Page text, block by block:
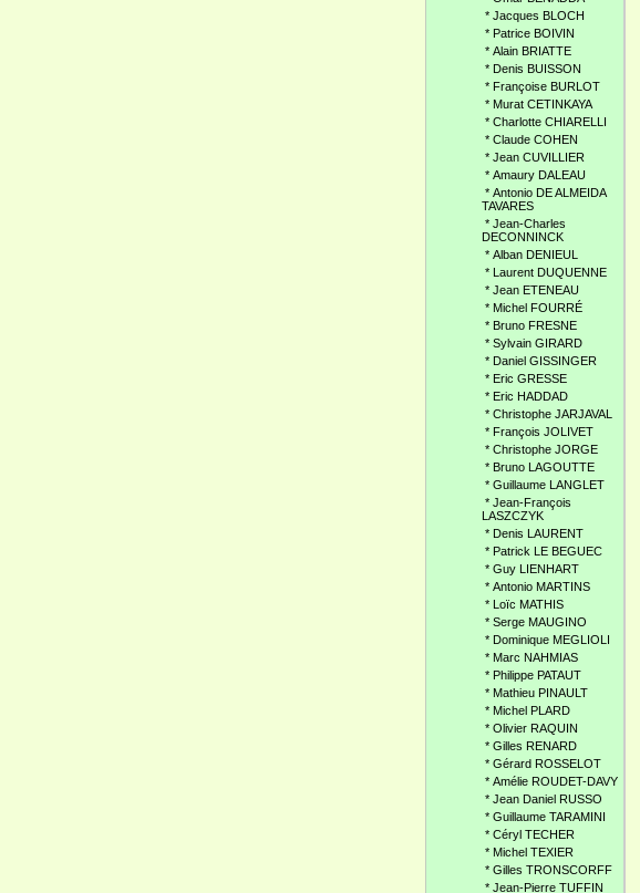
* Jacques BLOCH
* Patrice BOIVIN
* Alain BRIATTE
* Denis BUISSON
* Françoise BURLOT
* Murat CETINKAYA
* Charlotte CHIARELLI
* Claude COHEN
* Jean CUVILLIER
* Amaury DALEAU
* Antonio DE ALMEIDA
TAVARES
* Jean-Charles
DECONNINCK
* Alban DENIEUL
* Laurent DUQUENNE
* Jean ETENEAU
* Michel FOURRÉ
* Bruno FRESNE
* Sylvain GIRARD
* Daniel GISSINGER
* Eric GRESSE
* Eric HADDAD
* Christophe JARJAVAL
* François JOLIVET
* Christophe JORGE
* Bruno LAGOUTTE
* Guillaume LANGLET
* Jean-François
LASZCZYK
* Denis LAURENT
* Patrick LE BEGUEC
* Guy LIENHART
* Antonio MARTINS
* Loïc MATHIS
* Serge MAUGINO
* Dominique MEGLIOLI
* Marc NAHMIAS
* Philippe PATAUT
* Mathieu PINAULT
* Michel PLARD
* Olivier RAQUIN
* Gilles RENARD
* Gérard ROSSELOT
* Amélie ROUDET-DAVY
* Jean Daniel RUSSO
* Guillaume TARAMINI
* Céryl TECHER
* Michel TEXIER
* Gilles TRONSCORFF
* Jean-Pierre TUFFIN